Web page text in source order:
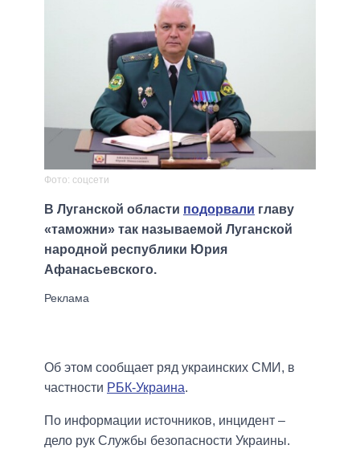
Фото: соцсети
В Луганской области подорвали главу
«таможни» так называемой Луганской
народной республики Юрия
Афанасьевского.
Об этом сообщает ряд украинских СМИ, в
частности РБК-Украина.
По информации источников, инцидент –
дело рук Службы безопасности Украины.